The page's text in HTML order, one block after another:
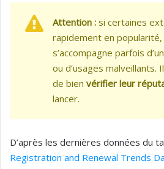
Attention : si certaines
rapidement en popularité,
s’accompagne parfois
ou d’usages malveillants.
de bien vérifier leur
lancer.
D’après les dernières données du
Registration and Renewal Trends